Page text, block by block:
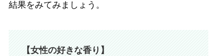
結果をみてみましょう。
【女性の好きな香り】